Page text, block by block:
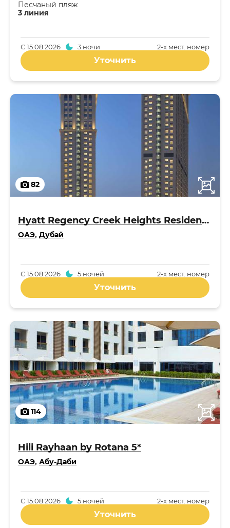
3 линия
Песчаный пляж
2-x мест. номер
С15.08.2026 3 ночи
Уточнить
82
Hyatt Regency Creek Heights Residences 5*
ОАЭ, Дубай
2-x мест. номер
С15.08.2026 5 ночей
Уточнить
114
Hili Rayhaan by Rotana 5*
ОАЭ, Абу-Даби
2-x мест. номер
С15.08.2026 5 ночей
Уточнить